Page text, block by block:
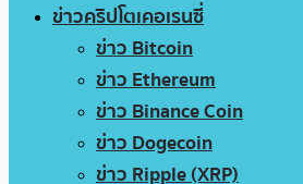
ข่าวคริปโตเคอเรนซี่
ข่าว Bitcoin
ข่าว Ethereum
ข่าว Binance Coin
ข่าว Dogecoin
ข่าว Ripple (XRP)